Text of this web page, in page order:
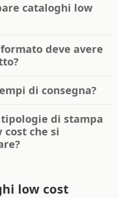
cataloghi low
deve avere
di consegna?
di stampa
che si
low cost